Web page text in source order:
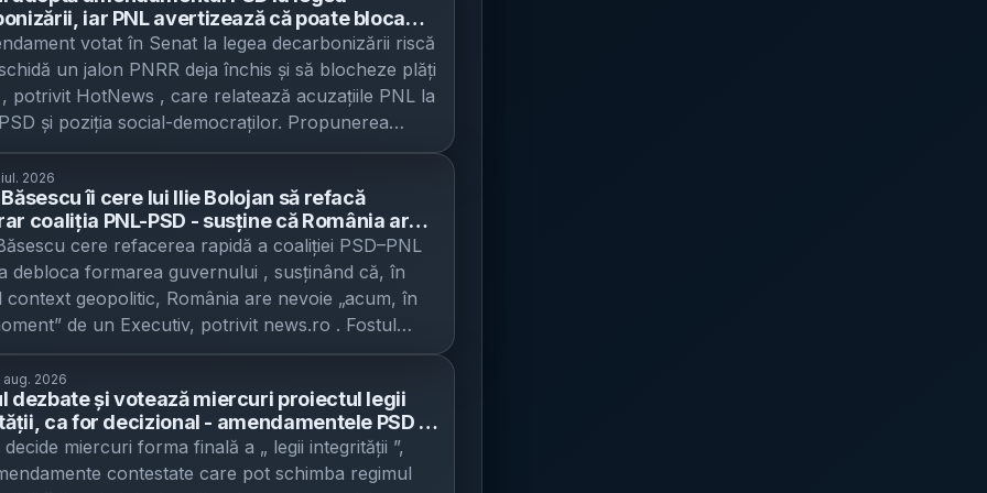
iar PNL avertizează că poate bloca
plată din PNRR - liberalii invocă penalități de
770,8 milioane de euro, PSD spune că
cărbunelui până în 2026 nu e realistă
votat în Senat la legea decarbonizării riscă
un jalon PNRR deja închis și să blocheze plăți
potrivit HotNews , care relatează acuzațiile PNL la
și poziția social-democraților. Propunerea
privind decarbonizarea sectorului energetic a fost
marți de Senat, for decizional în acest caz, însă –
modificărilor substanțiale – urmează să fie
Camerei Deputaților pentru a fi pusă în acord, nu
pentru promulgare, potrivit unor surse politice
publicație. Miza: bani din PNRR și penalități, pe
unei reforme „deja plătite” PNL susține că
susținute de PSD „intervin asupra unui
deja îndeplinit, validat și plătit de Comisia
și pot bloca accesul României „la miliarde de
PNRR. În comunicatul PNL, Ilie Bolojan (premier
și lider al partidului) este citat spunând că anumite
nu pot fi închise în această toamnă, deoarece
iul. 2026
îi cere lui Ilie Bolojan să refacă
coaliția PNL-PSD - susține că România are
de un guvern, pe fondul crizei politice
cere refacerea rapidă a coaliției PSD–PNL
debloca formarea guvernului , susținând că, în
context geopolitic, România are nevoie „acum, în
de un Executiv, potrivit news.ro . Fostul
îl indică pe liderul PNL și premierul interimar Ilie
principalul responsabil pentru blocaj, pe
de a guverna din nou alături de PSD.
afirmă că Bolojan „va trebui să înțeleagă” că
țării este mai important decât „orgoliul și interesele
accepte o coaliție „măcar pentru câteva luni”,
aug. 2026
dezbate și votează miercuri proiectul legii
ca for decizional - amendamentele PSD și
de PNL și USR pe motiv de
miercuri forma finală a „ legii integrității ”,
contestate care pot schimba regimul